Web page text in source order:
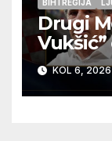
BIH I REGIJA
Drugi
12.KOL 6,